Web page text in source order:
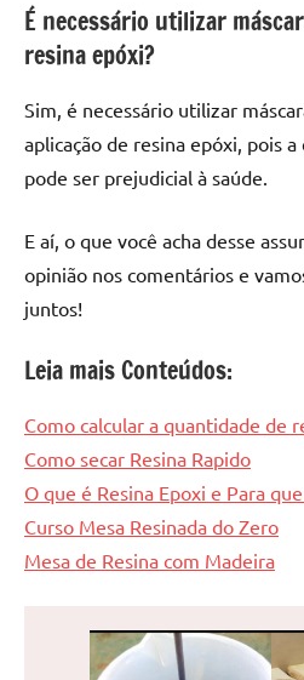
É necessário utilizar
resina epóxi?
Sim, é necessário utilizar
aplicação de resina epóxi, pois
pode ser prejudicial à saúde.
E aí, o que você acha desse
opinião nos comentários e
juntos!
Leia mais Conteúdos:
Como calcular a quantidade de
Como secar Resina Rapido
O que é Resina Epoxi e Para
Curso Mesa Resinada do Zero
Mesa de Resina com Madeira